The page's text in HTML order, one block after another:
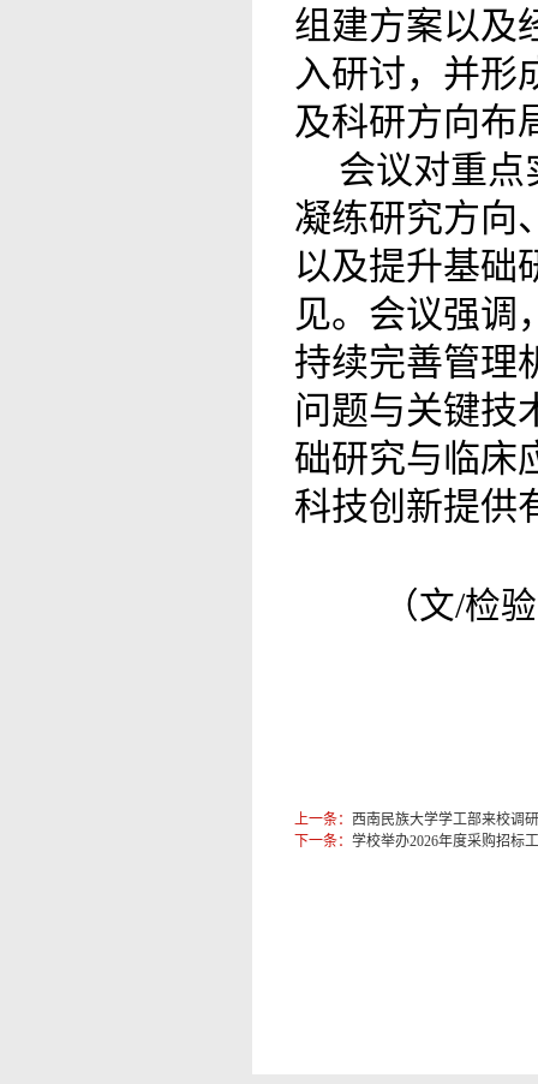
组建方案以及
入研讨，并形
及科研方向布
会议对重点
凝练研究方向
以及提升基础
见。会议强调
持续完善管理
问题与关键技
础研究与临床
科技创新提供
（文/检
上一条： 西南民族大学学工部来校调
下一条： 学校举办2026年度采购招标